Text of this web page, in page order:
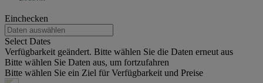
Einchecken
Select Dates
Verfügbarkeit geändert. Bitte wählen Sie die Daten erneut aus
Bitte wählen Sie Daten aus, um fortzufahren
Bitte wählen Sie ein Ziel für Verfügbarkeit und Preise